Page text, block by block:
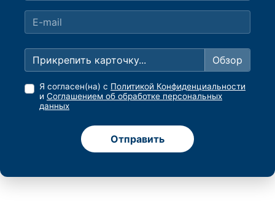
Прикрепить карточку...
Я согласен(на) с Политикой Конфиденциальности
и Соглашением об обработке персональных
данных
Отправить